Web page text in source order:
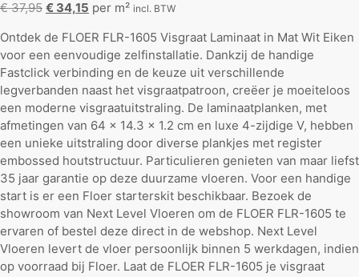
€37,95 € 34,15 per m² incl. BTW
Ontdek de FLOER FLR-1605 Visgraat Laminaat in Mat Wit Eiken
voor een eenvoudige zelfinstallatie. Dankzij de handige
Fastclick verbinding en de keuze uit verschillende
legverbanden naast het visgraatpatroon, creëer je moeiteloos
een moderne visgraatuitstraling. De laminaatplanken, met
afmetingen van 64 x 14.3 x 1.2 cm en luxe 4-zijdige V, hebben
een unieke uitstraling door diverse plankjes met register
embossed houtstructuur. Particulieren genieten van maar liefst
35 jaar garantie op deze duurzame vloeren. Voor een handige
start is er een Floer starterskit beschikbaar. Bezoek de
showroom van Next Level Vloeren om de FLOER FLR-1605 te
ervaren of bestel deze direct in de webshop. Next Level
Vloeren levert de vloer persoonlijk binnen 5 werkdagen, indien
op voorraad bij Floer. Laat de FLOER FLR-1605 je visgraat